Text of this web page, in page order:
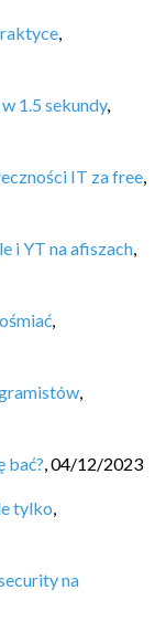
,
1.5 sekundy,
IT za free,
i YT na afiszach,
,
,
bać?,04/12/2023
tylko,
na